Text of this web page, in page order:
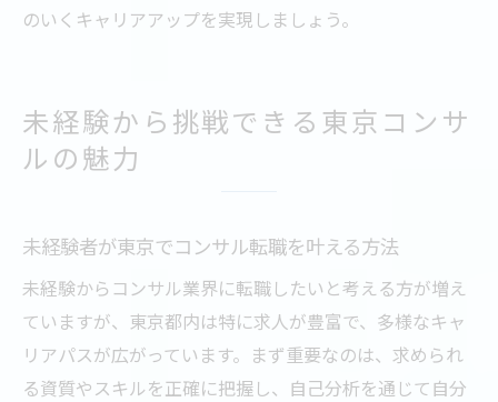
のいくキャリアアップを実現しましょう。
未経験から挑戦できる東京コンサ
ルの魅力
未経験者が東京でコンサル転職を叶える方法
未経験からコンサル業界に転職したいと考える方が増え
ていますが、東京都内は特に求人が豊富で、多様なキャ
リアパスが広がっています。まず重要なのは、求められ
る資質やスキルを正確に把握し、自己分析を通じて自分